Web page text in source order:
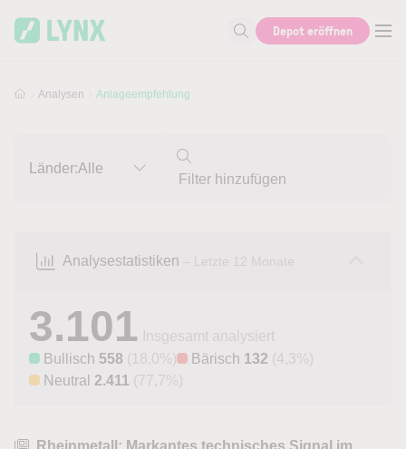
Suche nach Aktie, Autor...
Depot eröffnen
Analysen Anlageempfehlung
Länder:Alle
Analysestatistiken – Letzte 12 Monate
3.101
Insgesamt analysiert
Bullisch 558 (18,0%) Bärisch 132 (4,3%)
Neutral 2.411 (77,7%)
Rheinmetall: Markantes technisches Signal im